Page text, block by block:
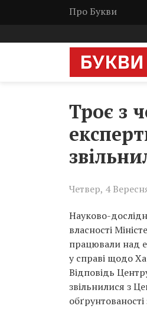
Про Букви
Троє з
Четвер, 4
Науково-
власності
працювали над
у справі щодо
Відповідь
звільнилися з